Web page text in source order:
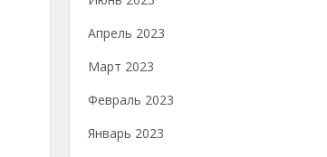
Апрель 2023
Март 2023
Февраль 2023
Январь 2023